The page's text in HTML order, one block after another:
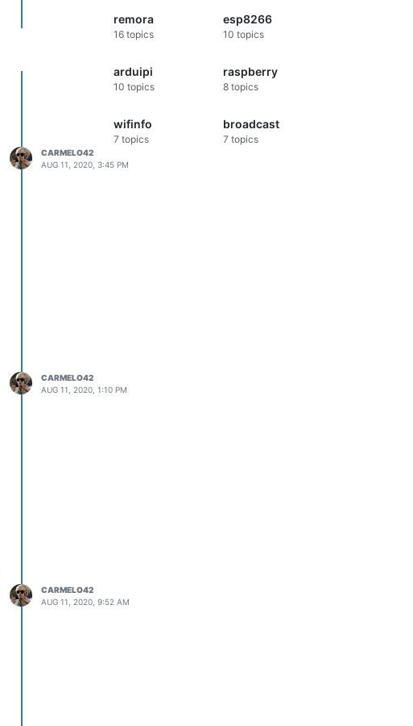
CARMELO42
AUG 11, 2020, 3:45 PM
CARMELO42
AUG 11, 2020, 1:10 PM
CARMELO42
AUG 11, 2020, 9:52 AM
remora
16 topics
esp8266
10 topics
arduipi
10 topics
raspberry
8topics
wifinfo
7 topics
broadcast
7 topics